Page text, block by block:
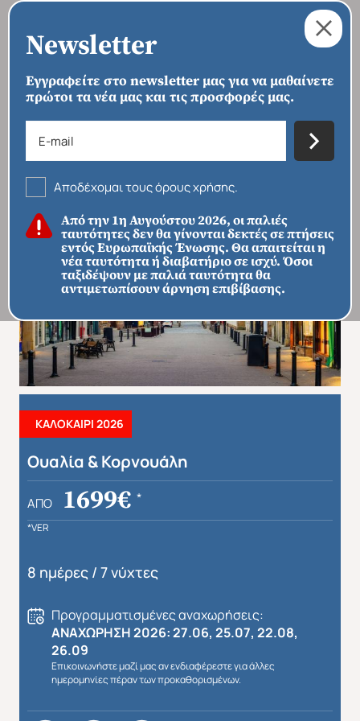
Newsletter
Εγγραφείτε στο newsletter μας για να μαθαίνετε
πρώτοι τα νέα μας και τις προσφορές μας.
Αποδέχομαι τους όρους χρήσης.
Από την 1η Αυγούστου 2026, οι παλιές
ταυτότητες δεν θα γίνονται δεκτές σε πτήσεις
εντός Ευρωπαϊκής Ένωσης. Θα απαιτείται η
νέα ταυτότητα ή διαβατήριο σε ισχύ. Όσοι
ταξιδέψουν με παλιά ταυτότητα θα
αντιμετωπίσουν άρνηση επιβίβασης.
Απευθείας απο Ηράκλειο Εκτός Ευρώπης
ΑΡΧΙΚΗ › ΠΡΟΟΡΙΣΜΟΙ › ΕΥΡΏΠΗ › ΗΝΩΜΈΝΟ ΒΑΣΊΛΕΙΟ
ΚΑΛΟΚΑΙΡΙ 2026
Ουαλία & Κορνουάλη
ΑΠΌ 1699€ *
*VER
8 ημέρες / 7 νύχτες
Προγραμματισμένες αναχωρήσεις:
ΑΝΑΧΩΡΗΣΗ 2026: 27.06, 25.07, 22.08,
26.09
Επικοινωνήστε μαζί μας αν ενδιαφέρεστε για άλλες
ημερομηνίες πέραν των προκαθορισμένων.